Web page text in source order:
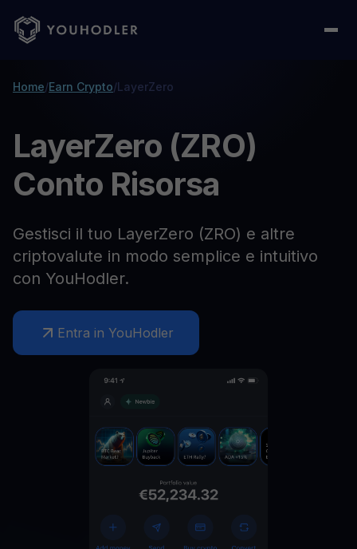
Home/Earn Crypto/LayerZero
LayerZero (ZRO)
Conto Risorsa
Gestisci il tuo LayerZero (ZRO) e altre
criptovalute in modo semplice e intuitivo
con YouHodler.
Entra in YouHodler